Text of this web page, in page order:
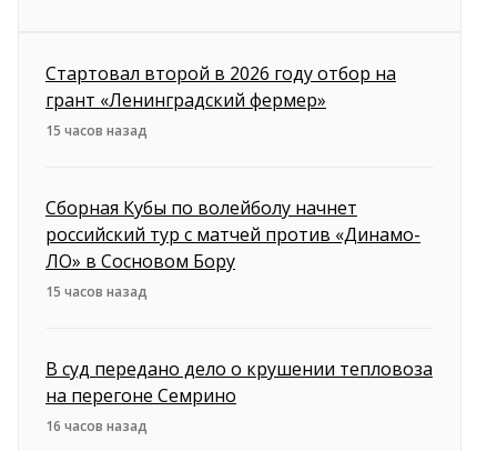
Стартовал второй в 2026 году отбор на
грант «Ленинградский фермер»
15 часов назад
Сборная Кубы по волейболу начнет
российский тур с матчей против «Динамо-
ЛО» в Сосновом Бору
15 часов назад
В суд передано дело о крушении тепловоза
на перегоне Семрино
16 часов назад